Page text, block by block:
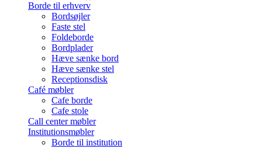
Borde til erhverv
Bordsøjler
Faste stel
Foldeborde
Bordplader
Hæve sænke bord
Hæve sænke stel
Receptionsdisk
Café møbler
Cafe borde
Cafe stole
Call center møbler
Institutionsmøbler
Borde til institution